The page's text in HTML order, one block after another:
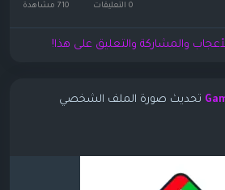
0 التعليقات
والمشاركة والتعليق على هذا!
تحديث صورة الملف الشخصي